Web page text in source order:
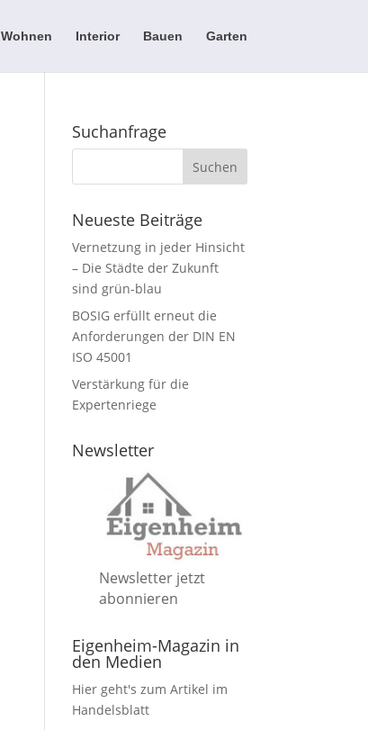
Wohnen Interior Bauen Garten
Suchanfrage
Neueste Beiträge
Vernetzung in jeder Hinsicht
– Die Städte der Zukunft
sind grün-blau
BOSIG erfüllt erneut die
Anforderungen der DIN EN
ISO 45001
Verstärkung für die
Expertenriege
Newsletter
Newsletter jetzt
abonnieren
Eigenheim-Magazin in
den Medien
Hier geht's zum Artikel im
Handelsblatt